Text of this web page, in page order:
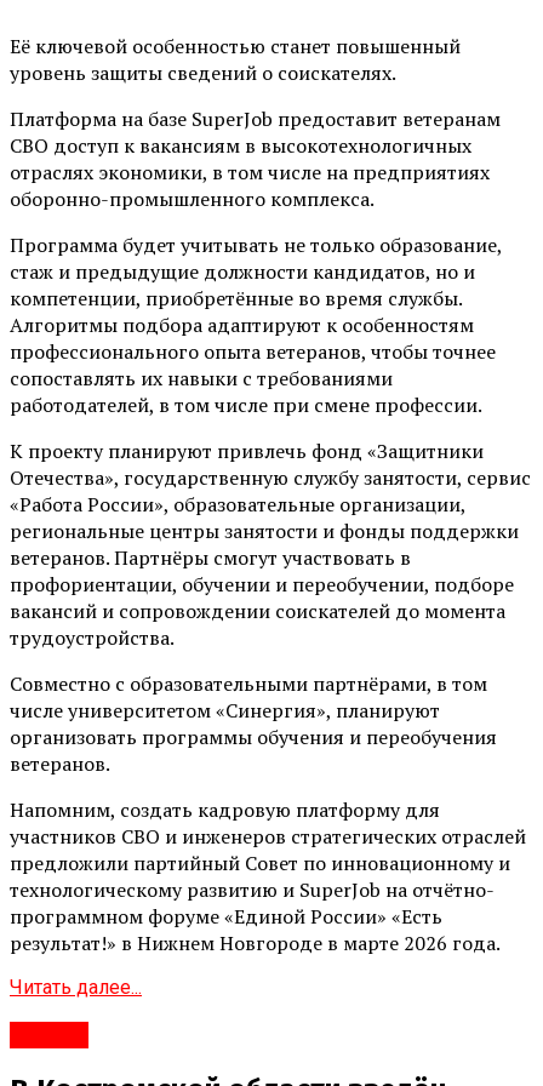
Её ключевой особенностью станет повышенный
уровень защиты сведений о соискателях.
Платформа на базе SuperJob предоставит ветеранам
СВО доступ к вакансиям в высокотехнологичных
отраслях экономики, в том числе на предприятиях
оборонно-промышленного комплекса.
Программа будет учитывать не только образование,
стаж и предыдущие должности кандидатов, но и
компетенции, приобретённые во время службы.
Алгоритмы подбора адаптируют к особенностям
профессионального опыта ветеранов, чтобы точнее
сопоставлять их навыки с требованиями
работодателей, в том числе при смене профессии.
К проекту планируют привлечь фонд «Защитники
Отечества», государственную службу занятости, сервис
«Работа России», образовательные организации,
региональные центры занятости и фонды поддержки
ветеранов. Партнёры смогут участвовать в
профориентации, обучении и переобучении, подборе
вакансий и сопровождении соискателей до момента
трудоустройства.
Совместно с образовательными партнёрами, в том
числе университетом «Синергия», планируют
организовать программы обучения и переобучения
ветеранов.
Напомним, создать кадровую платформу для
участников СВО и инженеров стратегических отраслей
предложили партийный Совет по инновационному и
технологическому развитию и SuperJob на отчётно-
программном форуме «Единой России» «Есть
результат!» в Нижнем Новгороде в марте 2026 года.
Читать далее...